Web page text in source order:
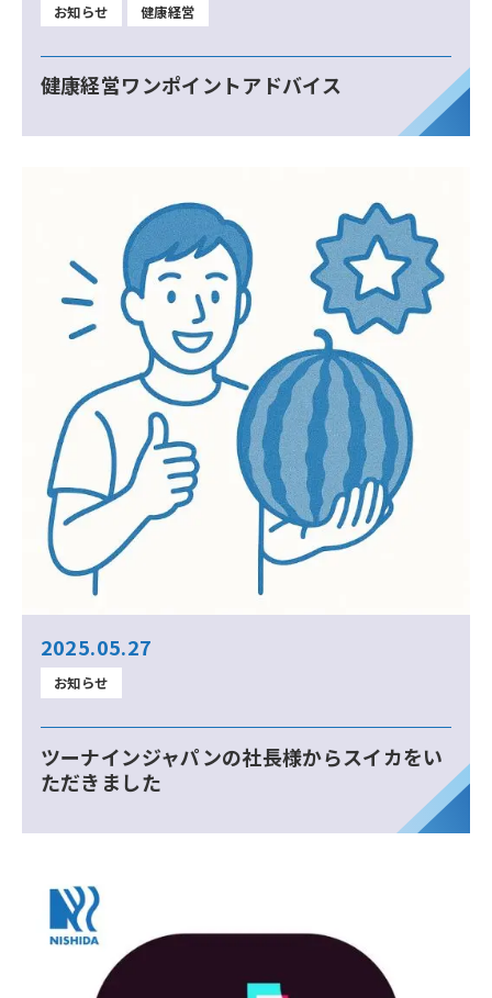
お知らせ 健康経営
健康経営ワンポイントアドバイス
2025.05.27
お知らせ
ツーナインジャパンの社長様からスイカをい
ただきました